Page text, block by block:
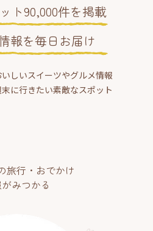
ト90,000件を掲載
報を毎日お届け
しいスイーツやグルメ情報
に行きたい素敵なスポット
旅行・おでかけ
みつかる